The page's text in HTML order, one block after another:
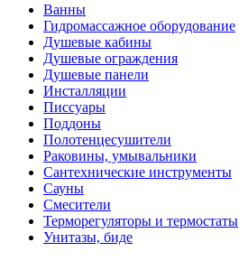
Ванны
Гидромассажное оборудование
Душевые кабины
Душевые ограждения
Душевые панели
Инсталляции
Писсуары
Поддоны
Полотенцесушители
Раковины, умывальники
Сантехнические инструменты
Сауны
Смесители
Терморегуляторы и термостаты
Унитазы, биде